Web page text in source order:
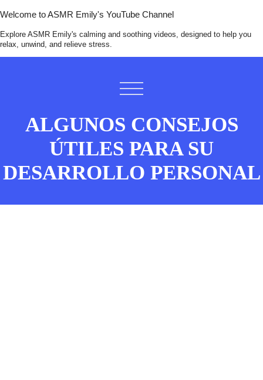
Welcome to ASMR Emily's YouTube Channel
Explore ASMR Emily's calming and soothing videos, designed to help you
relax, unwind, and relieve stress.
ALGUNOS CONSEJOS
ÚTILES PARA SU
DESARROLLO PERSONAL